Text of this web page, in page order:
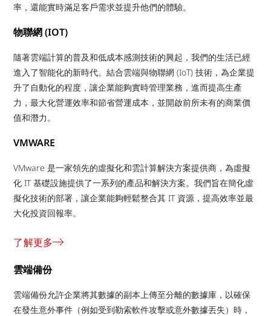
率，還能實時滿足客戶需求並提升他們的體驗。
物聯網 (IOT)
隨著雲端計算的普及和低成本感測技術的興起，我們的生活已經
進入了智能化的新時代。結合雲端與物聯網 (IoT) 技術，為企業提
升了自動化的程度，讓企業能夠實時管理業務，進而提高生產
力，最大化營運效率和節省營運成本，並開啟前所未有的商業價
值和潛力。
VMWARE
VMware 是一家領先的虛擬化和雲計算解決方案提供商，為虛擬
化 IT 基礎設施提供了一系列的產品和解決方案。我們旨在簡化虛
擬化技術的部署，讓企業能夠輕鬆整合其 IT 資源，提高效率並最
大化投資回報率。
了解更多
雲端備份
雲端備份允許企業將其數據的副本上傳至分離的數據庫，以確保
在發生意外事件（例如受到勒索軟件攻擊或意外數據丟失）時，